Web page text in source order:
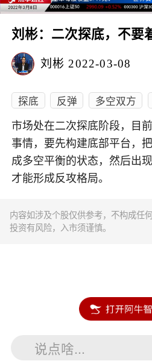
刘彬：二次探底，不要
刘彬 2022-03-08
探底 反弹 多空双方
市场处在二次探底阶段，目
事情，要先构建底部平台，
成多空平衡的状态，然后出
才能形成反攻格局。
内容如涉及个股仅供参考，不构成任
投资有风险，入市须谨慎。
说点啥...